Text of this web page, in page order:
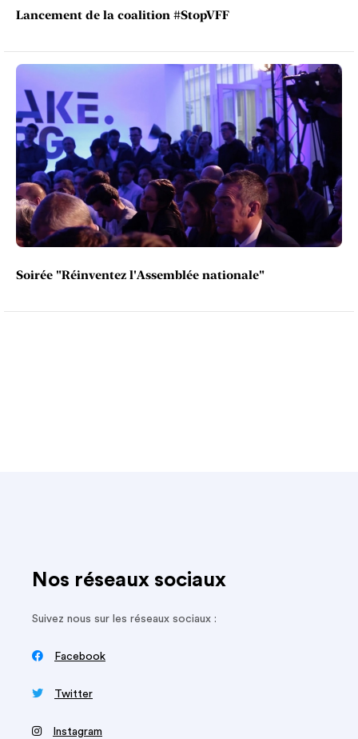
Lancement de la coalition #StopVFF
Soirée "Réinventez l'Assemblée nationale"
Nos réseaux sociaux
Suivez nous sur les réseaux sociaux :
 Facebook
 Twitter
‍ Instagram